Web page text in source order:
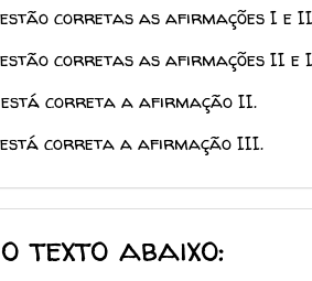
estão corretas as afirmações I e
estão corretas as afirmações II e
está correta a afirmação II.
está correta a afirmação III.
texto abaixo: